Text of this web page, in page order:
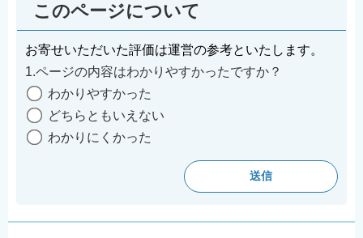
このページについて
お寄せいただいた評価は運営の参考といたします。
1.ページの内容はわかりやすかったですか？
わかりやすかった
どちらともいえない
わかりにくかった